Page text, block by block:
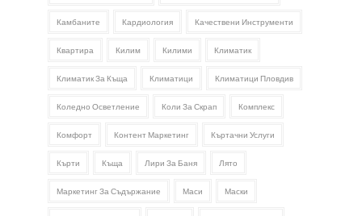
Камбаните Кардиология Качествени Инструменти
Квартира Килим Килими Климатик
Климатик За Къща Климатици Климатици Пловдив
Коледно Осветление Коли За Скрап Комплекс
Комфорт Контент Маркетинг Къртачни Услуги
Кърти Къща Лири За Баня Лято
Маркетинг За Съдържание Маси Маски